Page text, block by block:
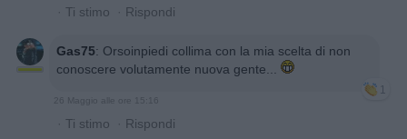
· Ti stimo · Rispondi
Gas75: Orsoinpiedi collima con la mia scelta di non
conoscere volutamente nuova gente...
1
· Ti stimo · Rispondi